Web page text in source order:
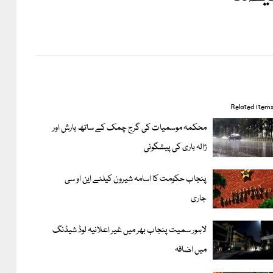
Related items
محکمہ موسمیات کی گرج چمک کے ساتھ بارش اور
ژالہ باری کی پیشگوئی
پنجاب حکومت کا اسامہ شیرون کیلئے این او سی
جاری
لاہور سمیت پنجاب بھر میں غیر اعلانیہ لوڈ شیڈنگ
میں اضافہ